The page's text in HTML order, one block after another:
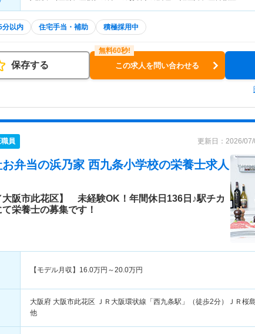
分以内 住宅手当・補助 積極採用中
保存する この求人を問い合わせる
員 更新日：2026/
弁当の浜乃家 西九条小学校の栄養士求人
大阪市此花区】 未経験OK！年間休日136日♪駅チカ
栄養士の募集です！
【モデル月収】 16.0万円～20.0万円
大阪府 大阪市此花区 ＪＲ大阪環状線「西九条駅」（徒歩2分）ＪＲ桜
他